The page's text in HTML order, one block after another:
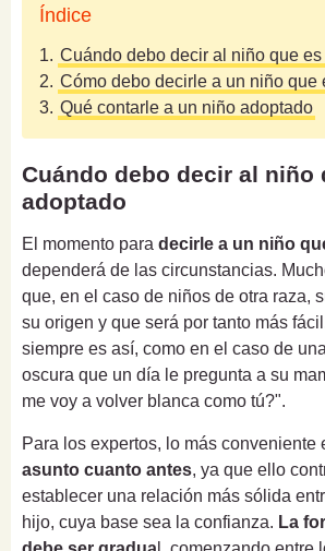
Índice
1. Cuándo debo decir al niño que
2. Cómo debo decirle a un niño que
3. Qué contarle a un niño adoptado
Cuándo debo decir al niño
adoptado
El momento para decirle a un niño
dependerá de las circunstancias.
que, en el caso de niños de otra raza,
su origen y que será por tanto más
siempre es así, como en el caso de
oscura que un día le pregunta a su
me voy a volver blanca como tú?".
Para los expertos, lo más conveniente
asunto cuanto antes, ya que ello
establecer una relación más sólida
hijo, cuya base sea la confianza. La